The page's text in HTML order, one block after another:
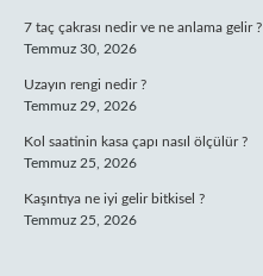
7 taç çakrası nedir ve ne anlama gelir ?
Temmuz 30, 2026
Uzayın rengi nedir ?
Temmuz 29, 2026
Kol saatinin kasa çapı nasıl ölçülür ?
Temmuz 25, 2026
Kaşıntıya ne iyi gelir bitkisel ?
Temmuz 25, 2026